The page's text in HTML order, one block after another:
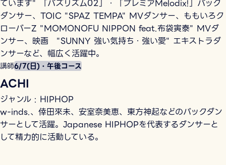
ています" 「バズリズム02」・「プレミアMelodix!」バック
ダンサー、TOIC "SPAZ TEMPA" MVダンサー、ももいろク
ローバーZ "MOMONOFU NIPPON feat.布袋寅泰" MVダ
ンサー、映画 "SUNNY 強い気持ち・強い愛" エキストラダ
ンサーなど、幅広く活躍中。
講師6/7(日)・午後コース
ACHI
ジャンル : HIPHOP
w-inds.、倖田來未、安室奈美恵、東方神起などのバックダン
サーとして活躍。Japanese HIPHOPを代表するダンサーと
して精力的に活動している。